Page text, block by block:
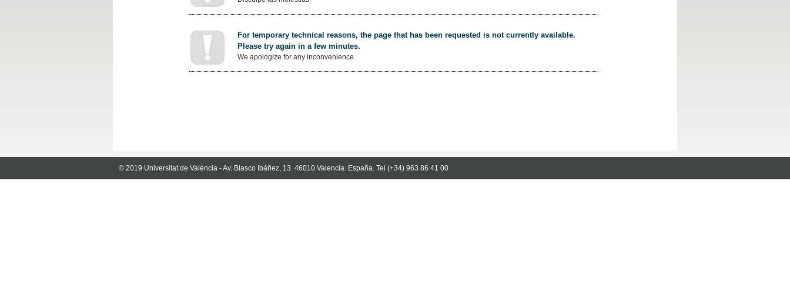
For temporary technical reasons, the page that has been requested is not currently available.
Please try again in a few minutes.
We apologize for any inconvenience.
© 2019 Universitat de València - Av. Blasco Ibáñez, 13. 46010 Valencia. España. Tel (+34) 963 86 41 00